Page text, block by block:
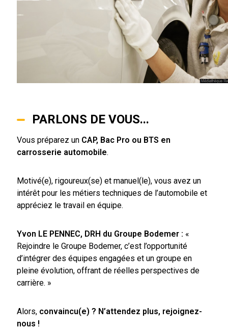
PARLONS DE VOUS...
Vous préparez un CAP, Bac Pro ou BTS en
carrosserie automobile.
Motivé(e), rigoureux(se) et manuel(le), vous avez un
intérêt pour les métiers techniques de l’automobile et
appréciez le travail en équipe.
Yvon LE PENNEC, DRH du Groupe Bodemer : «
Rejoindre le Groupe Bodemer, c’est l’opportunité
d’intégrer des équipes engagées et un groupe en
pleine évolution, offrant de réelles perspectives de
carrière. »
Alors, convaincu(e) ? N’attendez plus, rejoignez-
nous !